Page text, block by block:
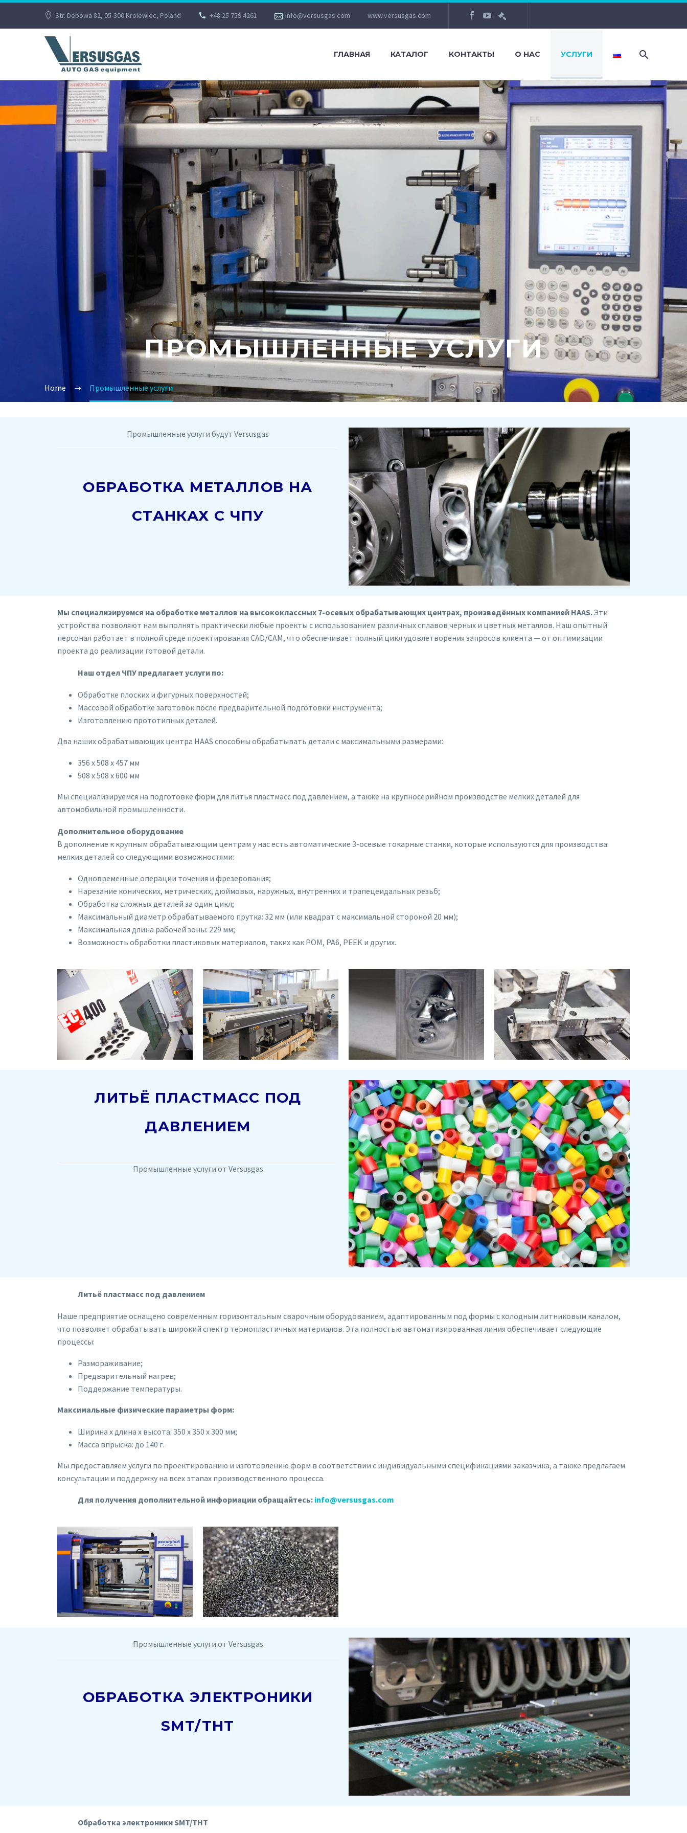
Str. Debowa 82, 05-300 Krolewiec, Poland +48 25 759 4261 info@versusgas.com www.versusgas.com
ГЛАВНАЯ КАТАЛОГ КОНТАКТЫ О НАС УСЛУГИ
ПРОМЫШЛЕННЫЕ УСЛУГИ
Home Промышленные услуги
Промышленные услуги будут Versusgas
ОБРАБОТКА МЕТАЛЛОВ НА
СТАНКАХ С ЧПУ
Мы специализируемся на обработке металлов на высококлассных 7-осевых обрабатывающих центрах, произведённых компанией HAAS.Эти
устройства позволяют нам выполнять практически любые проекты с использованием различных сплавов черных и цветных металлов. Наш опытный
персонал работает в полной среде проектирования CAD/CAM, что обеспечивает полный цикл удовлетворения запросов клиента — от оптимизации
проекта до реализации готовой детали.
Наш отдел ЧПУ предлагает услуги по:
Обработке плоских и фигурных поверхностей;
Массовой обработке заготовок после предварительной подготовки инструмента;
Изготовлению прототипных деталей.
Два наших обрабатывающих центра HAAS способны обрабатывать детали с максимальными размерами:
356 x 508 x 457 мм
508 x 508 x 600 мм
Мы специализируемся на подготовке форм для литья пластмасс под давлением, а также на крупносерийном производстве мелких деталей для
автомобильной промышленности.
Дополнительное оборудование
В дополнение к крупным обрабатывающим центрам у нас есть автоматические 3-осевые токарные станки, которые используются для производства
мелких деталей со следующими возможностями:
Одновременные операции точения и фрезерования;
Нарезание конических, метрических, дюймовых, наружных, внутренних и трапецеидальных резьб;
Обработка сложных деталей за один цикл;
Максимальный диаметр обрабатываемого прутка: 32 мм (или квадрат с максимальной стороной 20 мм);
Максимальная длина рабочей зоны: 229 мм;
Возможность обработки пластиковых материалов, таких как POM, PA6, PEEK и других.
ЛИТЬЁ ПЛАСТМАСС ПОД
ДАВЛЕНИЕМ
Промышленные услуги от Versusgas
Литьё пластмасс под давлением
Наше предприятие оснащено современным горизонтальным сварочным оборудованием, адаптированным под формы с холодным литниковым каналом,
что позволяет обрабатывать широкий спектр термопластичных материалов. Эта полностью автоматизированная линия обеспечивает следующие
процессы:
Размораживание;
Предварительный нагрев;
Поддержание температуры.
Максимальные физические параметры форм:
Ширина x длина x высота: 350 x 350 x 300 мм;
Масса впрыска: до 140 г.
Мы предоставляем услуги по проектированию и изготовлению форм в соответствии с индивидуальными спецификациями заказчика, а также предлагаем
консультации и поддержку на всех этапах производственного процесса.
Для получения дополнительной информации обращайтесь: info@versusgas.com
Промышленные услуги от Versusgas
ОБРАБОТКА ЭЛЕКТРОНИКИ
SMT/THT
Обработка электроники SMT/THT